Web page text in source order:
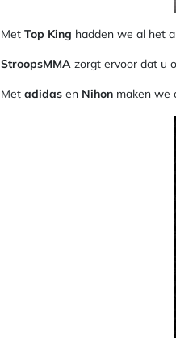
Met Top King hadden we al het
StroopsMMA zorgt ervoor dat u
Met adidas en Nihon maken we